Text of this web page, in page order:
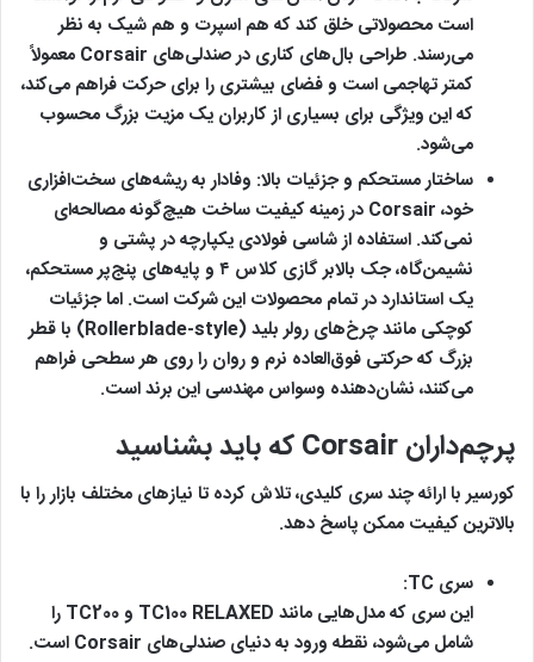
است محصولاتی خلق کند که هم اسپرت و هم شیک به نظر
می‌رسند. طراحی بال‌های کناری در صندلی‌های Corsair معمولاً
کمتر تهاجمی است و فضای بیشتری را برای حرکت فراهم می‌کند،
که این ویژگی برای بسیاری از کاربران یک مزیت بزرگ محسوب
می‌شود.
ساختار مستحکم و جزئیات بالا: وفادار به ریشه‌های سخت‌افزاری
خود، Corsair در زمینه کیفیت ساخت هیچ‌گونه مصالحه‌ای
نمی‌کند. استفاده از شاسی فولادی یکپارچه در پشتی و
نشیمن‌گاه، جک بالابر گازی کلاس ۴ و پایه‌های پنج‌پر مستحکم،
یک استاندارد در تمام محصولات این شرکت است. اما جزئیات
کوچکی مانند چرخ‌های رولر بلید (Rollerblade-style) با قطر
بزرگ که حرکتی فوق‌العاده نرم و روان را روی هر سطحی فراهم
می‌کنند، نشان‌دهنده وسواس مهندسی این برند است.
پرچم‌داران Corsair که باید بشناسید
کورسیر با ارائه چند سری کلیدی، تلاش کرده تا نیازهای مختلف بازار را با
بالاترین کیفیت ممکن پاسخ دهد.
سری TC:
این سری که مدل‌هایی مانند TC100 RELAXED و TC200 را
شامل می‌شود، نقطه ورود به دنیای صندلی‌های Corsair است.